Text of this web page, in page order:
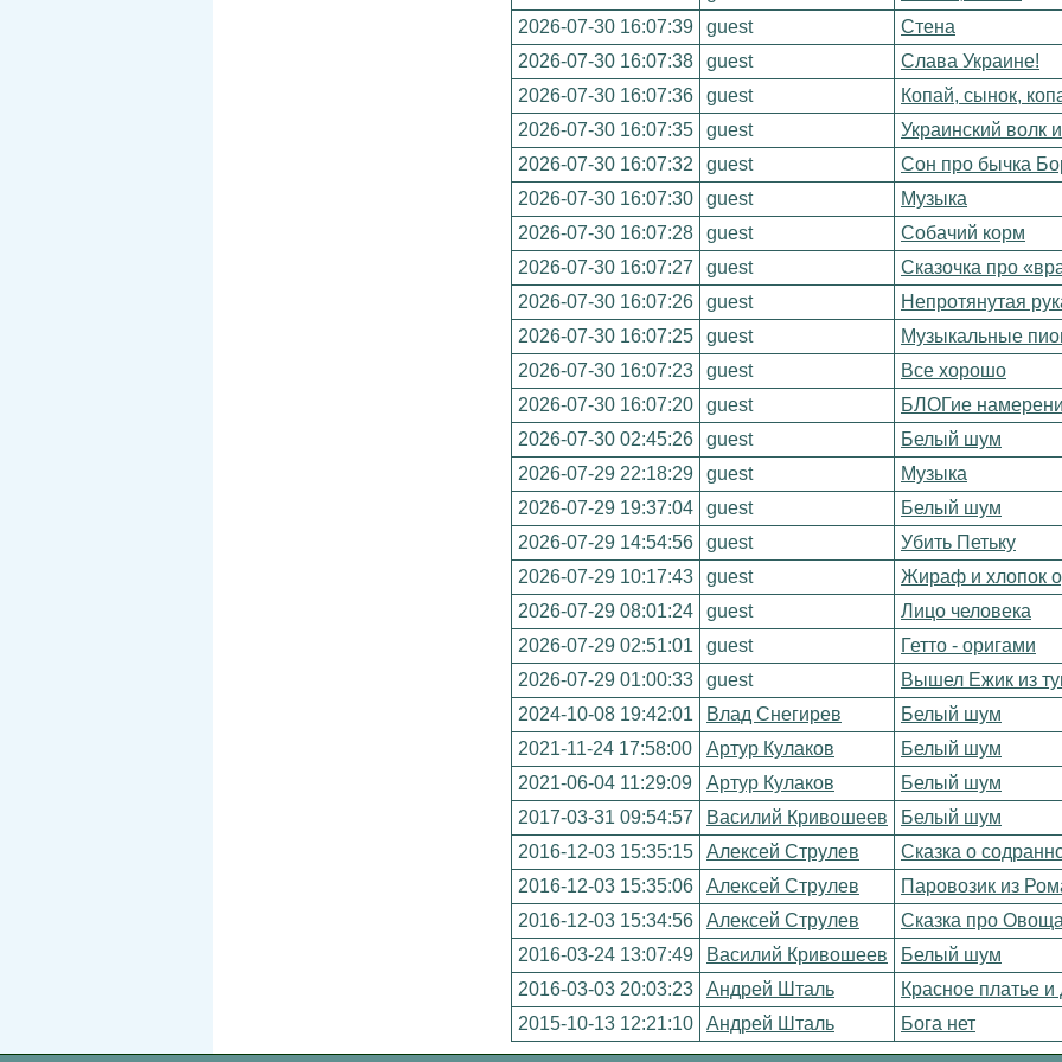
2026-07-30 16:07:39
guest
Стена
2026-07-30 16:07:38
guest
Слава Украине!
2026-07-30 16:07:36
guest
Копай, сынок,
2026-07-30 16:07:35
guest
Украинский волк
2026-07-30 16:07:32
guest
Сон про бычка
2026-07-30 16:07:30
guest
Музыка
2026-07-30 16:07:28
guest
Собачий корм
2026-07-30 16:07:27
guest
Сказочка про
2026-07-30 16:07:26
guest
Непротянутая
2026-07-30 16:07:25
guest
Музыкальные
2026-07-30 16:07:23
guest
Все хорошо
2026-07-30 16:07:20
guest
БЛОГие
2026-07-30 02:45:26
guest
Белый шум
2026-07-29 22:18:29
guest
Музыка
2026-07-29 19:37:04
guest
Белый шум
2026-07-29 14:54:56
guest
Убить Петьку
2026-07-29 10:17:43
guest
Жираф и хлопок
2026-07-29 08:01:24
guest
Лицо человека
2026-07-29 02:51:01
guest
Гетто - оригами
2026-07-29 01:00:33
guest
Вышел Ежик из
2024-10-08 19:42:01
Влад Снегирев
Белый шум
2021-11-24 17:58:00
Артур Кулаков
Белый шум
2021-06-04 11:29:09
Артур Кулаков
Белый шум
2017-03-31 09:54:57
Василий Кривошеев
Белый шум
2016-12-03 15:35:15
Алексей Струлев
Сказка о
2016-12-03 15:35:06
Алексей Струлев
Паровозик из
2016-12-03 15:34:56
Алексей Струлев
Сказка про
2016-03-24 13:07:49
Василий Кривошеев
Белый шум
2016-03-03 20:03:23
Андрей Шталь
Красное платье и
2015-10-13 12:21:10
Андрей Шталь Бога нет